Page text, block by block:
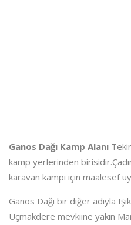
Ganos Dağı Kamp Alanı
kamp yerlerinden
karavan kampı için maalesef
Ganos Dağı bir diğer adıyla
Uçmakdere mevkiine yakın